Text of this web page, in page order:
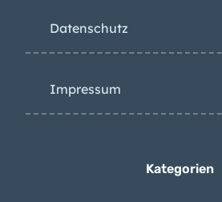
Datenschutz
Impressum
Kategorien